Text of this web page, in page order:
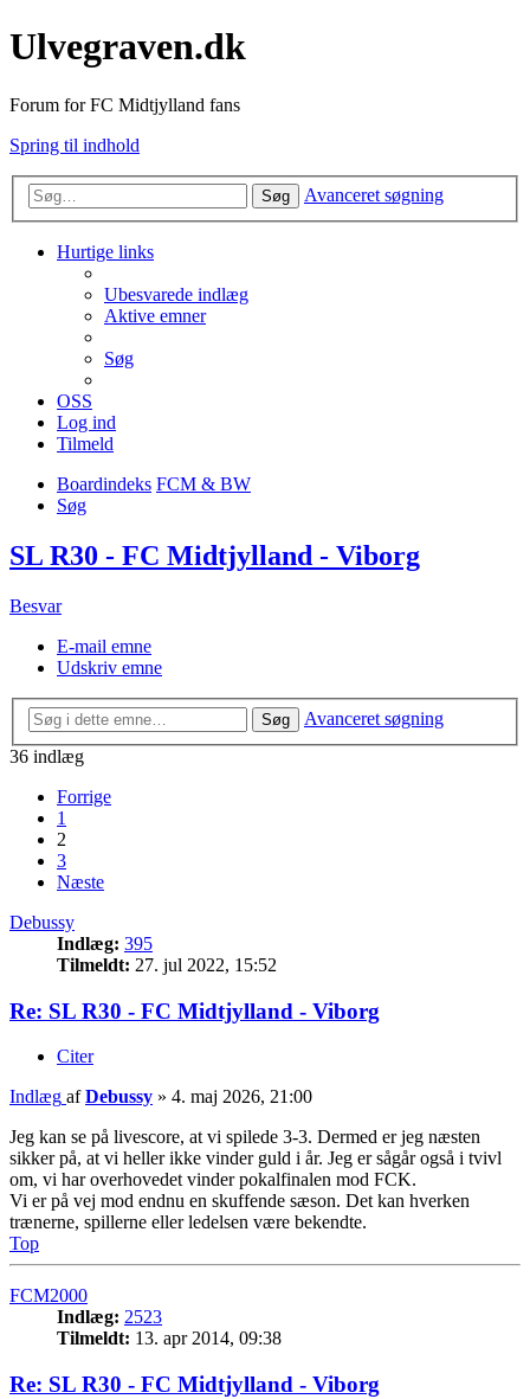
Ulvegraven.dk
Forum for FC Midtjylland fans
Spring til indhold
Søg Avanceret søgning
Hurtige links
Ubesvarede indlæg
Aktive emner
Søg
OSS
Log ind
Tilmeld
Boardindeks FCM & BW
Søg
SL R30 - FC Midtjylland - Viborg
Besvar
E-mail emne
Udskriv emne
Søg
Avanceret søgning
36 indlæg
Forrige
1
2
3
Næste
Debussy
Indlæg: 395
Tilmeldt: 27. jul 2022, 15:52
Re: SL R30 - FC Midtjylland - Viborg
Citer
Indlæg afDebussy » 4. maj 2026, 21:00
Jeg kan se på livescore, at vi spilede 3-3. Dermed er jeg næsten
sikker på, at vi heller ikke vinder guld i år. Jeg er sågår også i tvivl
om, vi har overhovedet vinder pokalfinalen mod FCK.
Vi er på vej mod endnu en skuffende sæson. Det kan hverken
trænerne, spillerne eller ledelsen være bekendte.
Top
FCM2000
Indlæg: 2523
Tilmeldt: 13. apr 2014, 09:38
Re: SL R30 - FC Midtjylland - Viborg